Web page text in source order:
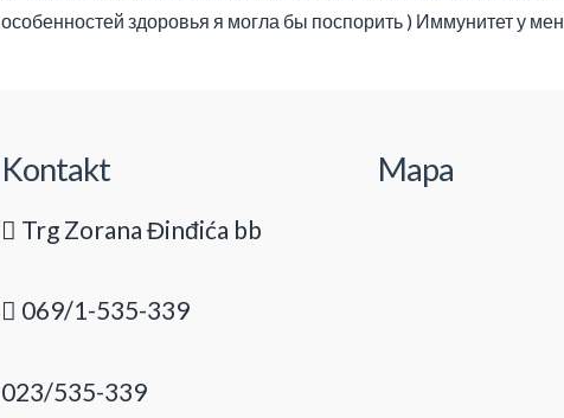
особенностей здоровья я могла бы поспорить ) Иммунитет у
Kontakt
Trg Zorana Đinđića bb
069/1-535-339
023/535-339
Mapa